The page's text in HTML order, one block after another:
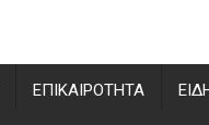
ΕΠΙΚΑΙΡΌΤΗΤΑ